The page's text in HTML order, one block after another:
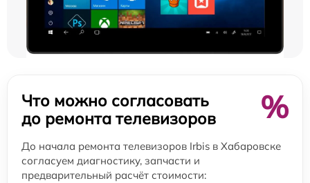
Что можно согласовать
до ремонта телевизоров
%
До начала ремонта телевизоров Irbis в Хабаровске
согласуем диагностику, запчасти и
предварительный расчёт стоимости: